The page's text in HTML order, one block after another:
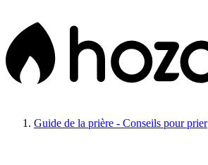
Guide de la prière - Conseils pour prier